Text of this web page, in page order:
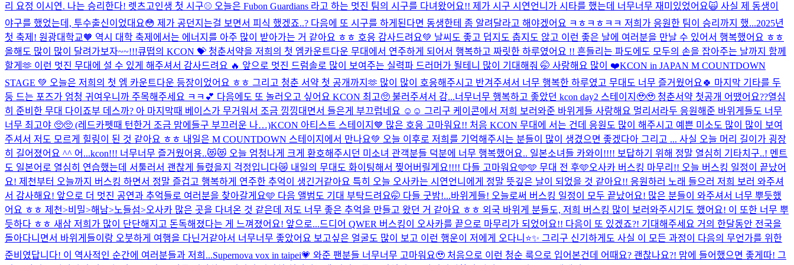
리 요정 이시연. 나는 승리한다! 렛츠고인생 첫 시구⚾️ 오늘은 Fubon Guardians 라고 하는 멋진 팀의 시구를 다녀왔어요!! 제가 시구 시연언니가 시타를 했는데 너무너무 재미있었어요🙀 사실 제 동생이
야구를 했었는데, 투수출신이었대요😳 제가 공던지는걸 보면서 피식 했겠죠..? 다음에 또 시구를 하게된다면 동생한테 좀 알려달라고 해야겠어요 ㅋㅎㅋㅎㅋㅋ 저희가 응원한 팀이 승리까지 했...2025년
첫 축제! 원광대학교🧡 역시 대학 축제에서는 에너지를 아주 많이 받아가는 거 같아요 ㅎㅎ 호응 감사드려요💚 날씨도 좋고 덥지도 춥지도 않고 이런 좋은 날에 여러분을 만날 수 있어서 행복했어요 ㅎㅎ
올해도 많이 많이 달려가보자~~!!!큐떱의 KCON 💝 청춘서약을 저희의 첫 엠카운트다운 무대에서 연주하게 되어서 행복하고 짜릿한 하루였어요 !! 흔들리는 파도에도 모두의 손을 잡아주는 날까지 함께
할게🫶 이런 멋진 무대에 설 수 있게 해주셔서 감사드려요 🔥 앞으로 멋진 드럼솔로 많이 보여주는 실력파 드러머가 될테니 많이 기대해줘 🤭 사랑해요 많이 ❤️KCON in JAPAN M COUNTDOWN
STAGE 💚 오늘은 저희의 첫 엠 카운트다운 등장이었어요 ㅎㅎ 그리고 청춘 서약 첫 공개까지🫶 많이 많이 호응해주시고 반겨주셔서 너무 행복한 하루였고 무대도 너무 즐거웠어요🍀 마지막 기타를 두
둥 드는 포즈가 엄청 귀여우니까 주목해주세요 ㅋㅋ💕 다음에도 또 놀러오고 싶어요 KCON 최고🥺 불러주셔서 감...너무너무 행복하고 좋았던 kcon day2 스테이지🥹🥹 청춘서약 첫공개 어땠어요??열심
히 준비한 무대 다이죠부 데스까? 아 마지막때 베이스가 무거워서 조금 낑낑대면서 들은게 부끄럽네요 ☺️☺️ 그리구 케이콘에서 저희 보러와준 바위게들 사랑해요 멀리서라두 응원해준 바위게들도 너무
너무 최고야 🥺🥺 (레드카펫때 턴한거 조금 맘에들구 부끄러운 나…)KCON 아티스트 스테이지💙 많은 호응 고마워요!! 처음 KCON 무대에 서는 건데 응원도 많이 해주시고 예쁜 미소도 많이 많이 보여
주셔서 저도 모르게 힐링이 된 것 같아요 ㅎㅎ 내일은 M COUNTDOWN 스테이지에서 만나요💚 오늘 이후로 저희를 기억해주시는 분들이 많이 생겼으면 좋겠다아 그리고 ... 사실 오늘 머리 길이가 굉장
히 길어졌어요 ^^ 어...kcon!!! 너무너무 즐거웠어용..😻😻 오늘 엄청나게 크게 환호해주시던 미소녀 관객분들 덕분에 너무 행복했어요.. 일본소녀들 카와이!!!! 보답하기 위해 정말 열심히 기타치구..! 멘트
도 일본어로 열심히 연습했는데 서툴러서 괜찮게 들렸을지 걱정입니다😿 내일의 무대도 화이팅해서 찢어버릴게요!!!! 다들 고마워요🩵🩵 무대 전 후🩵오사카 버스킹 마무리!! 오늘 버스킹 일정이 끝났어
요! 제천부터 오늘까지 버스킹 하면서 정말 즐겁고 행복하게 연주한 추억이 생긴거같아요 특히 오늘 오사카는 시연언니에게 정말 뜻깊은 날이 되었을 것 같아요!! 응원하러 노래 들으러 저희 보러 와주셔
서 감사해요! 앞으로 더 멋진 공연과 추억들로 여러분을 찾아갈게요🩵 다음 앨범도 기대 부탁드려요🤭 다들 굿밤!...바위게들! 오늘로써 버스킹 일정이 모두 끝났어요! 많은 분들이 와주셔서 너무 뿌듯했
어요 ㅎㅎ 제천>비밀>해남>노들섬>오사카 많은 곳을 다녀온 것 같은데 저도 너무 좋은 추억을 만들고 왔던 거 같아요 ㅎㅎ 외국 바위게 분들도, 저희 버스킹 많이 보러와주시기도 했어요! 이 또한 너무 뿌
듯하다 ㅎㅎ 새삼 저희가 많이 단단해지고 돈독해졌다는 게 느껴졌어요! 앞으로...드디어 QWER 버스킹이 오사카를 끝으로 마무리가 되었어요!! 다음이 또 있겠죠?! 기대해주세요 거의 한달동안 전국을
돌아다니면서 바위게들이랑 오붓하게 여행을 다닌거같아서 너무너무 좋았어요 보고싶은 얼굴도 많이 보고 이런 행운이 저에게 오다니⭐️✨ 그리구 신기하게도 사실 이 모든 과정이 다음의 무언가를 위한
준비였답니다! 이 역사적인 순간에 여러분들과 저희...Supernova vox in taipei💗 와준 팬분들 너무너무 고마워요🥹 처음으로 이런 청순 룩으로 입어본건데 어때요? 괜찮나요?! 맘에 들어했으면 좋게따! 그